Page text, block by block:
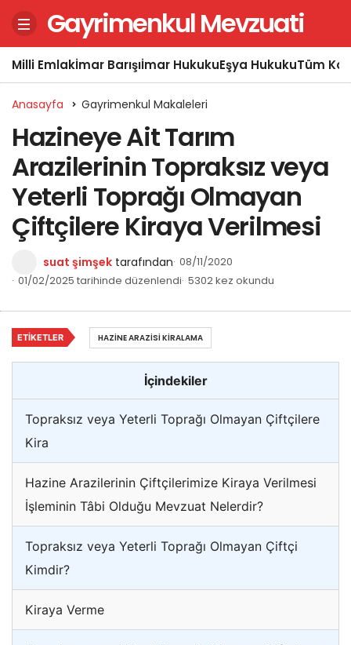
Gayrimenkul Mevzuati
Milli Emlakİmar Barışıİmar HukukuEşya HukukuTüm
Anasayfa Gayrimenkul Makaleleri
Hazineye Ait Tarım
Arazilerinin Topraksız veya
Yeterli Toprağı Olmayan
Çiftçilere Kiraya Verilmesi
suat şimşek tarafından 08/11/2020
01/02/2025 tarihinde düzenlendi 5302 kez okundu
İçindekiler
Topraksız veya Yeterli Toprağı Olmayan Çiftçilere
Kira
Hazine Arazilerinin Çiftçilerimize Kiraya Verilmesi
İşleminin Tâbi Olduğu Mevzuat Nelerdir?
Topraksız veya Yeterli Toprağı Olmayan Çiftçi
Kimdir?
Kiraya Verme
ETIKETLER HAZINE ARAZISI KIRALAMA